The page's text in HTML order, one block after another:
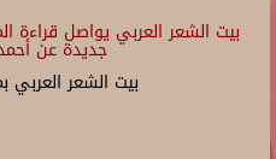
بيت الشعر العربي يواصل قراءة
جديدة عن
بيت الشعر